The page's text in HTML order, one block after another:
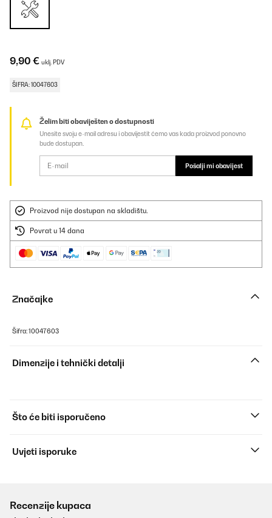
9,90 € uklj. PDV
ŠIFRA: 10047603
Želim biti obaviješten o dostupnosti
Unesite svoju e-mail adresu i obavijestit ćemo vas kada proizvod ponovno
bude dostupan.
Pošalji mi obavijest
Proizvod nije dostupan na skladištu.
Povrat u 14 dana
Značajke
Šifra: 10047603
Dimenzije i tehnički detalji
Što će biti isporučeno
Uvjeti isporuke
Recenzije kupaca